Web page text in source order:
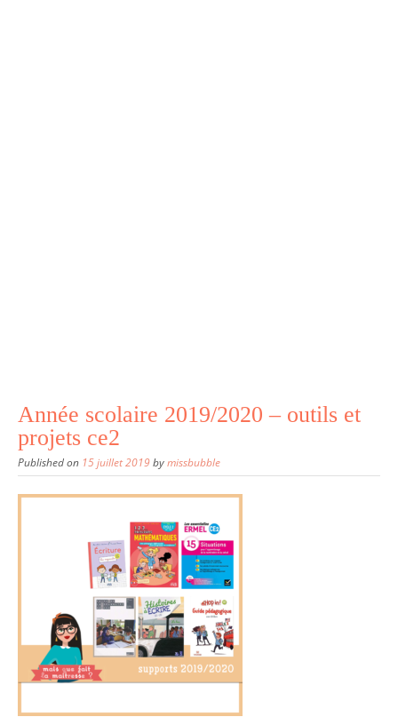
Année scolaire 2019/2020 – outils et
projets ce2
Published on 15 juillet 2019bymissbubble